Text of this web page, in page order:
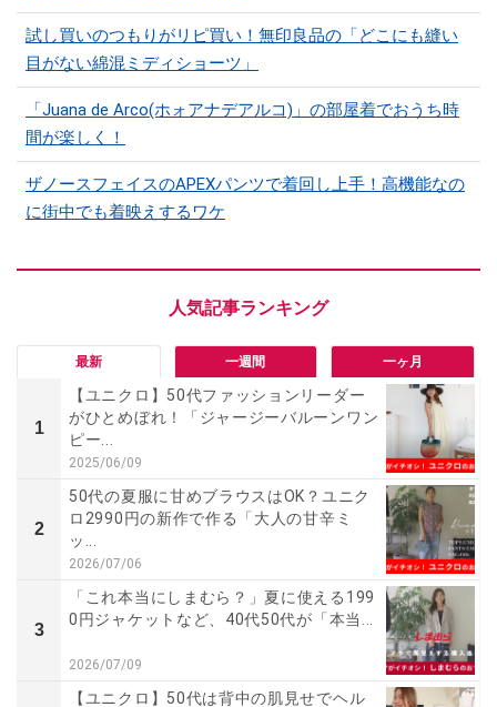
試し買いのつもりがリピ買い！無印良品の「どこにも縫い
目がない綿混ミディショーツ」
「Juana de Arco(ホォアナデアルコ)」の部屋着でおうち時
間が楽しく！
ザノースフェイスのAPEXパンツで着回し上手！高機能なの
に街中でも着映えするワケ
最新 一週間 一ヶ月
1
【ユニクロ】50代ファッションリーダー
がひとめぼれ！「ジャージーバルーンワン
ピー...
2025/06/09
2
50代の夏服に甘めブラウスはOK？ユニク
ロ2990円の新作で作る「大人の甘辛ミ
ッ...
2026/07/06
3
「これ本当にしまむら？」夏に使える199
0円ジャケットなど、40代50代が「本当...
2026/07/09
【ユニクロ】50代は背中の肌見せでヘル